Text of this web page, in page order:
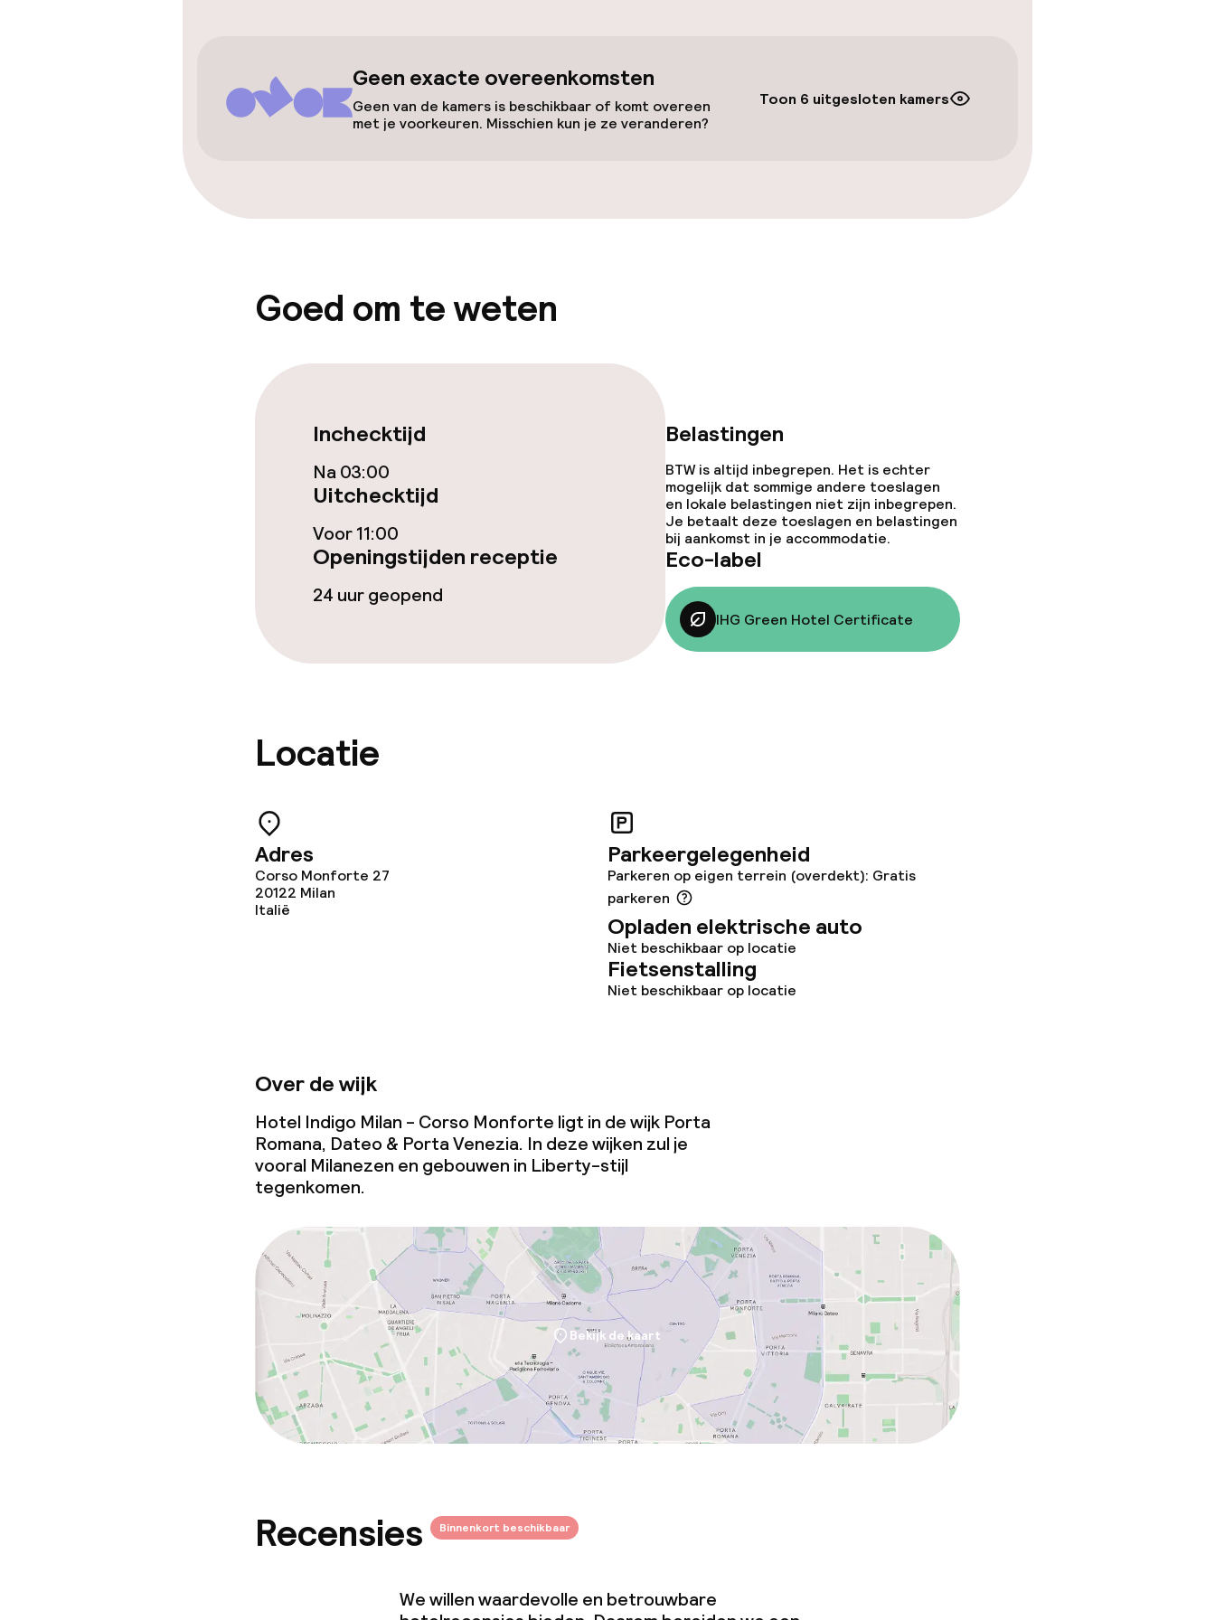
Toegankelijkheid
Overal rolstoeltoegankelijk
Voor toegankelijkheid
geoptimaliseerde kamers
Voor toegankelijkheid
geoptimaliseerde kamers
Zwemmen & wellness
Fitnessruimte / gym
Entertainment
Gratis wifi
Terras
Restaurant
Eet- en drinkdiensten
Lunch à la carte
Roomservice
Vegetarische opties
Faciliteiten en diensten voor kinderen
Schoonmaakvoorzieningen
Wasservice
Zakelijke faciliteiten
Geen exacte overeenkomsten
Geen van de kamers is beschikbaar of komt overeen
met je voorkeuren. Misschien kun je ze veranderen?
Toon 6 uitgesloten kamers
Goed om te weten
Inchecktijd
Na 03:00
Uitchecktijd
Voor 11:00
Openingstijden receptie
24 uur geopend
Belastingen
BTW is altijd inbegrepen. Het is echter
mogelijk dat sommige andere toeslagen
en lokale belastingen niet zijn inbegrepen.
Je betaalt deze toeslagen en belastingen
bij aankomst in je accommodatie.
Eco-label
IHG Green Hotel Certificate
Locatie
Adres
Corso Monforte 27
20122 Milan
Italië
Parkeergelegenheid
Parkeren op eigen terrein (overdekt): Gratis
parkeren
Opladen elektrische auto
Niet beschikbaar op locatie
Fietsenstalling
Niet beschikbaar op locatie
Over de wijk
Hotel Indigo Milan - Corso Monforte ligt in de wijk Porta
Romana, Dateo & Porta Venezia. In deze wijken zul je
vooral Milanezen en gebouwen in Liberty-stijl
tegenkomen.
Bekijk de kaart
Recensies Binnenkort beschikbaar
We willen waardevolle en betrouwbare